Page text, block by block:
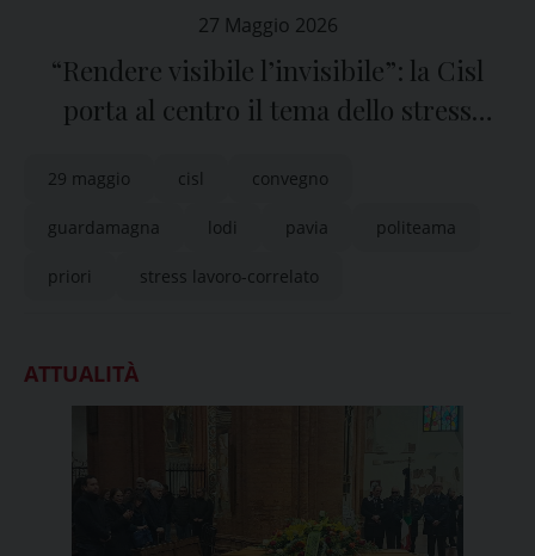
27 Maggio 2026
“Rendere visibile l’invisibile”: la Cisl
porta al centro il tema dello stress
29 maggio cisl convegno
guardamagna lodi pavia politeama
priori stress lavoro-correlato
ATTUALITÀ